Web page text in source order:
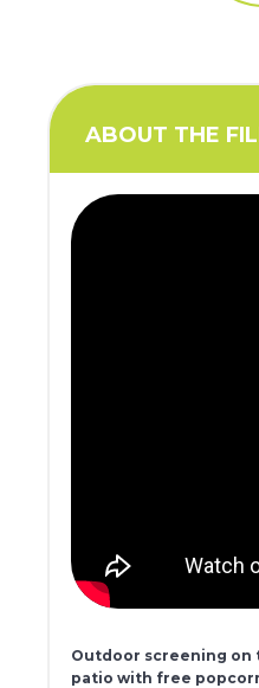
ABOUT THE
Outdoor screening on
patio with free